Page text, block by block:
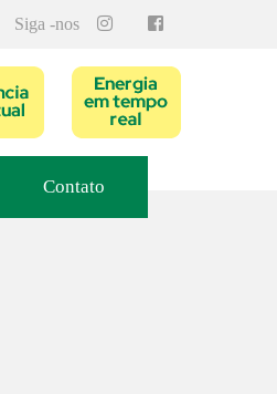
Siga -nos
Contato